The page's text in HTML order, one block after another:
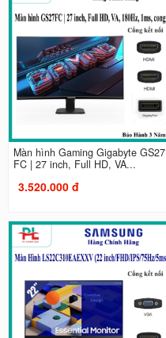
Màn hình Gaming Gigabyte GS27
FC | 27 inch, Full HD, VA...
3.520.000 đ